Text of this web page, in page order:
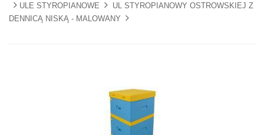
ULE STYROPIANOWE
UL STYROPIANOWY OSTROWSKIEJ Z
DENNICĄ NISKĄ - MALOWANY